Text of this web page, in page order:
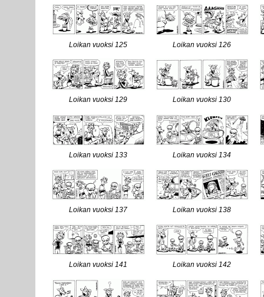
Loikan vuoksi 125 Loikan vuoksi 126
Loikan vuoksi 129 Loikan vuoksi 130
Loikan vuoksi 133 Loikan vuoksi 134
Loikan vuoksi 137 Loikan vuoksi 138
Loikan vuoksi 141 Loikan vuoksi 142